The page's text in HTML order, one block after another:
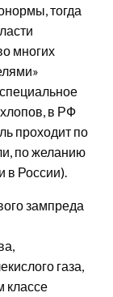
тогда
многих
в РФ
проходит по
по желанию
в России).
зампреда
газа,
классе